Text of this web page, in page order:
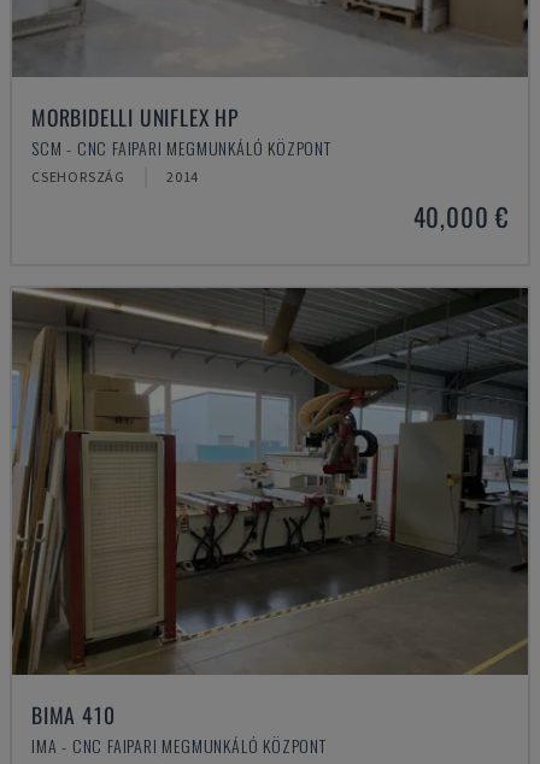
MORBIDELLI UNIFLEX HP
SCM - CNC FAIPARI MEGMUNKÁLÓ KÖZPONT
CSEHORSZÁG 2014
40,000 €
BIMA 410
IMA - CNC FAIPARI MEGMUNKÁLÓ KÖZPONT